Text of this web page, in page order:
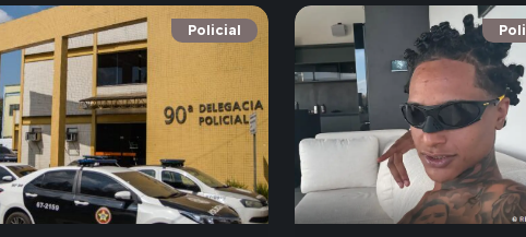
Policial